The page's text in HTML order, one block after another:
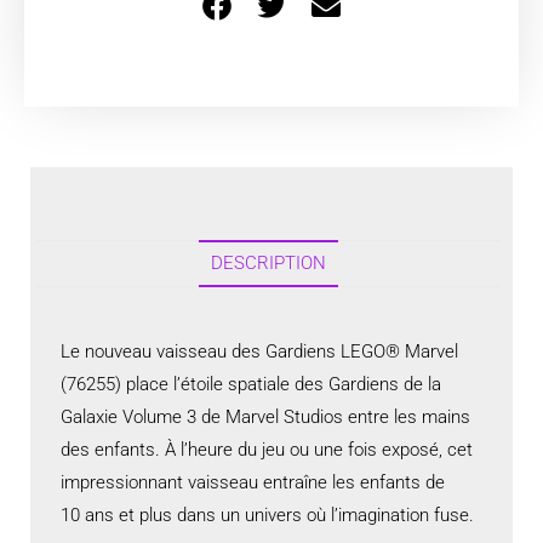
DESCRIPTION
Le nouveau vaisseau des Gardiens LEGO® Marvel
(76255) place l’étoile spatiale des Gardiens de la
Galaxie Volume 3 de Marvel Studios entre les mains
des enfants. À l’heure du jeu ou une fois exposé, cet
impressionnant vaisseau entraîne les enfants de
10 ans et plus dans un univers où l’imagination fuse.